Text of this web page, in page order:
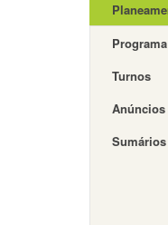
Programa
Turnos
Anúncios
Sumários